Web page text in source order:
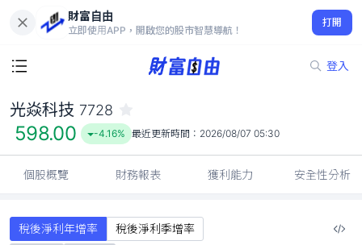
財富自由
立即使用APP，開啟您的股市智慧導航！
打開
登入
598.00
-4.16%
光焱科技 7728
598.00 -4.16% 最近更新時間： 2026/08/07 05:30
個股概覽 財務報表 獲利能力 安全性分析
稅後淨利年增率 稅後淨利季增率